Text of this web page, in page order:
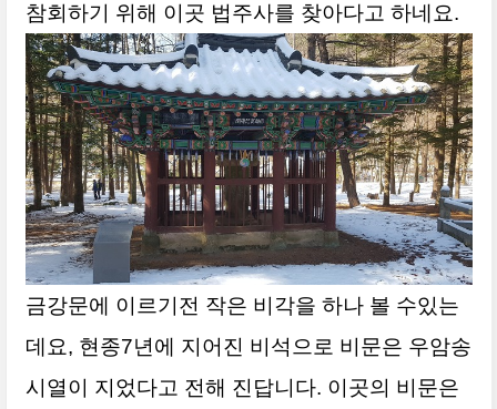
참회하기 위해 이곳 법주사를 찾아다고 하네요.
금강문에 이르기전 작은 비각을 하나 볼 수있는
데요, 현종7년에 지어진 비석으로 비문은 우암송
시열이 지었다고 전해 진답니다. 이곳의 비문은